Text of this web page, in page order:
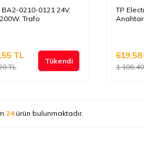
0210-0121 24V.
200W. Trafo
TL
TL Tükendi
TP
1.106,40
619,58
24ürün bulunmaktadır.